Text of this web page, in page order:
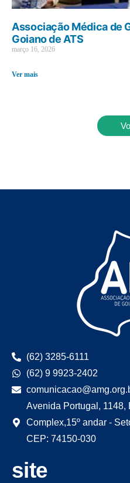
Associação Médica de
Goiano de ATS
março 16, 2026
Ver mais
(62) 3285-6111
(62) 9 9923-2402
Avenida Portugal, 1148,
Complex,15º andar -
CEP: 74150-030
site